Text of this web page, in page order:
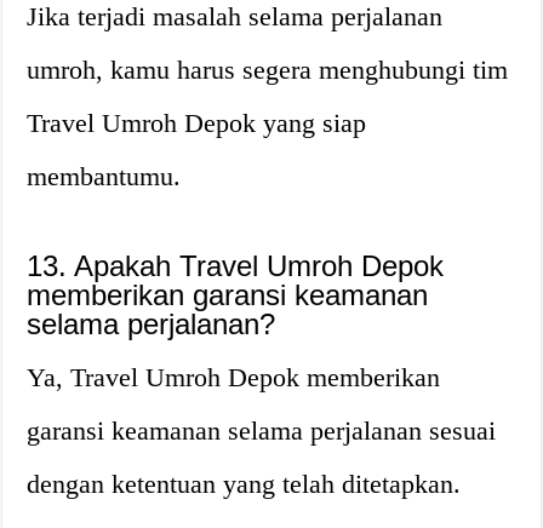
Jika terjadi masalah selama perjalanan
umroh, kamu harus segera menghubungi tim
Travel Umroh Depok yang siap
membantumu.
13. Apakah Travel Umroh Depok
memberikan garansi keamanan
selama perjalanan?
Ya, Travel Umroh Depok memberikan
garansi keamanan selama perjalanan sesuai
dengan ketentuan yang telah ditetapkan.